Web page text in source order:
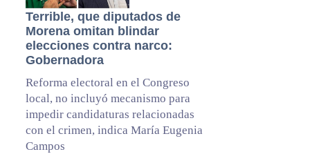
Terrible, que diputados de
Morena omitan blindar
elecciones contra narco:
Gobernadora
Reforma electoral en el Congreso
local, no incluyó mecanismo para
impedir candidaturas relacionadas
con el crimen, indica María Eugenia
Campos